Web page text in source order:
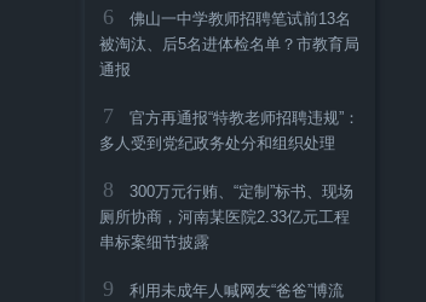
6
佛山一中学教师招聘笔试前13名
被淘汰、后5名进体检名单？市教育局
通报
7
官方再通报“特教老师招聘违规”：
多人受到党纪政务处分和组织处理
8
300万元行贿、“定制”标书、现场
厕所协商，河南某医院2.33亿元工程
串标案细节披露
9
利用未成年人喊网友“爸爸”博流